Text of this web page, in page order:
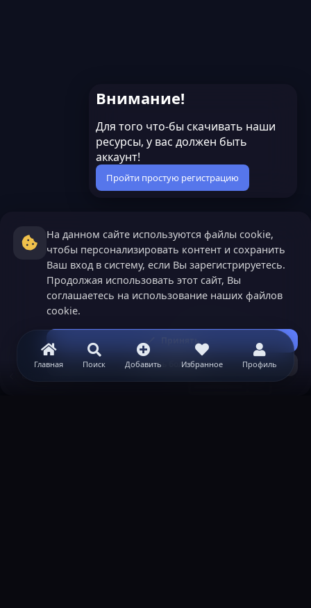
Главная Поиск Добавить Избранное Профиль
Внимание!
Для того что-бы скачивать наши
ресурсы, у вас должен быть
аккаунт!
Пройти простую регистрацию
На данном сайте используются файлы cookie,
чтобы персонализировать контент и сохранить
Ваш вход в систему, если Вы зарегистрируетесь.
Продолжая использовать этот сайт, Вы
соглашаетесь на использование наших файлов
cookie.
Принять
Узнать больше...